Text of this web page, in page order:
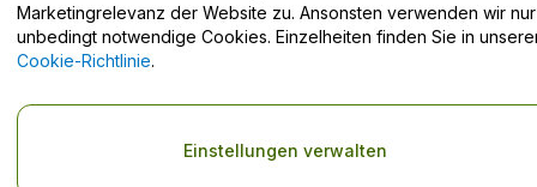
Geschäftsbedingungenund dieDatenschutzerklärung
Marketingrelevanz der Website zu. Ansonsten verwenden wir nur
unbedingt notwendige Cookies. Einzelheiten finden Sie in
Cookie-Richtlinie.
Einstellungen verwalten